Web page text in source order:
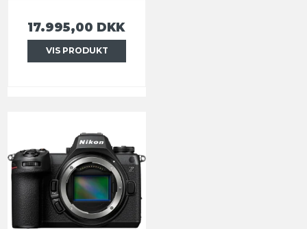
17.995,00 DKK
VIS PRODUKT